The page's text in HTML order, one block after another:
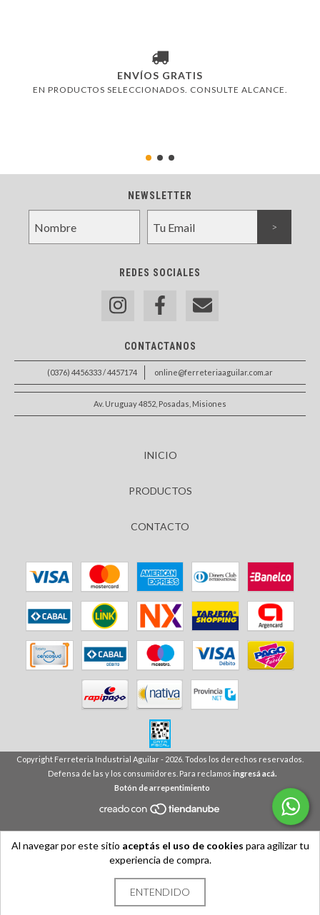
Al navegar por este sitio aceptás el uso de cookies para agilizar tu
experiencia de compra.
ENTENDIDO
ENVÍOS GRATIS
EN PRODUCTOS SELECCIONADOS. CONSULTE ALCANCE.
NEWSLETTER
REDES SOCIALES
CONTACTANOS
(0376) 4456333 / 4457174 online@ferreteriaaguilar.com.ar
Av. Uruguay 4852, Posadas, Misiones
INICIO
PRODUCTOS
CONTACTO
Copyright Ferreteria Industrial Aguilar - 2026. Todos los derechos reservados.
Defensa de las y los consumidores. Para reclamos ingresá acá.
Botón de arrepentimiento